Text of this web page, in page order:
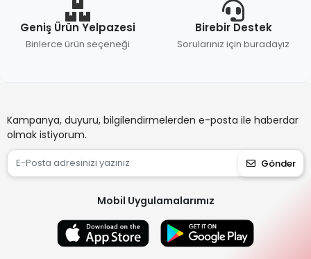
Geniş Ürün Yelpazesi
Binlerce ürün seçeneği
Birebir Destek
Sorularınız için buradayız
Kampanya, duyuru, bilgilendirmelerden e-posta ile haberdar
olmak istiyorum.
Gönder
Mobil Uygulamalarımız